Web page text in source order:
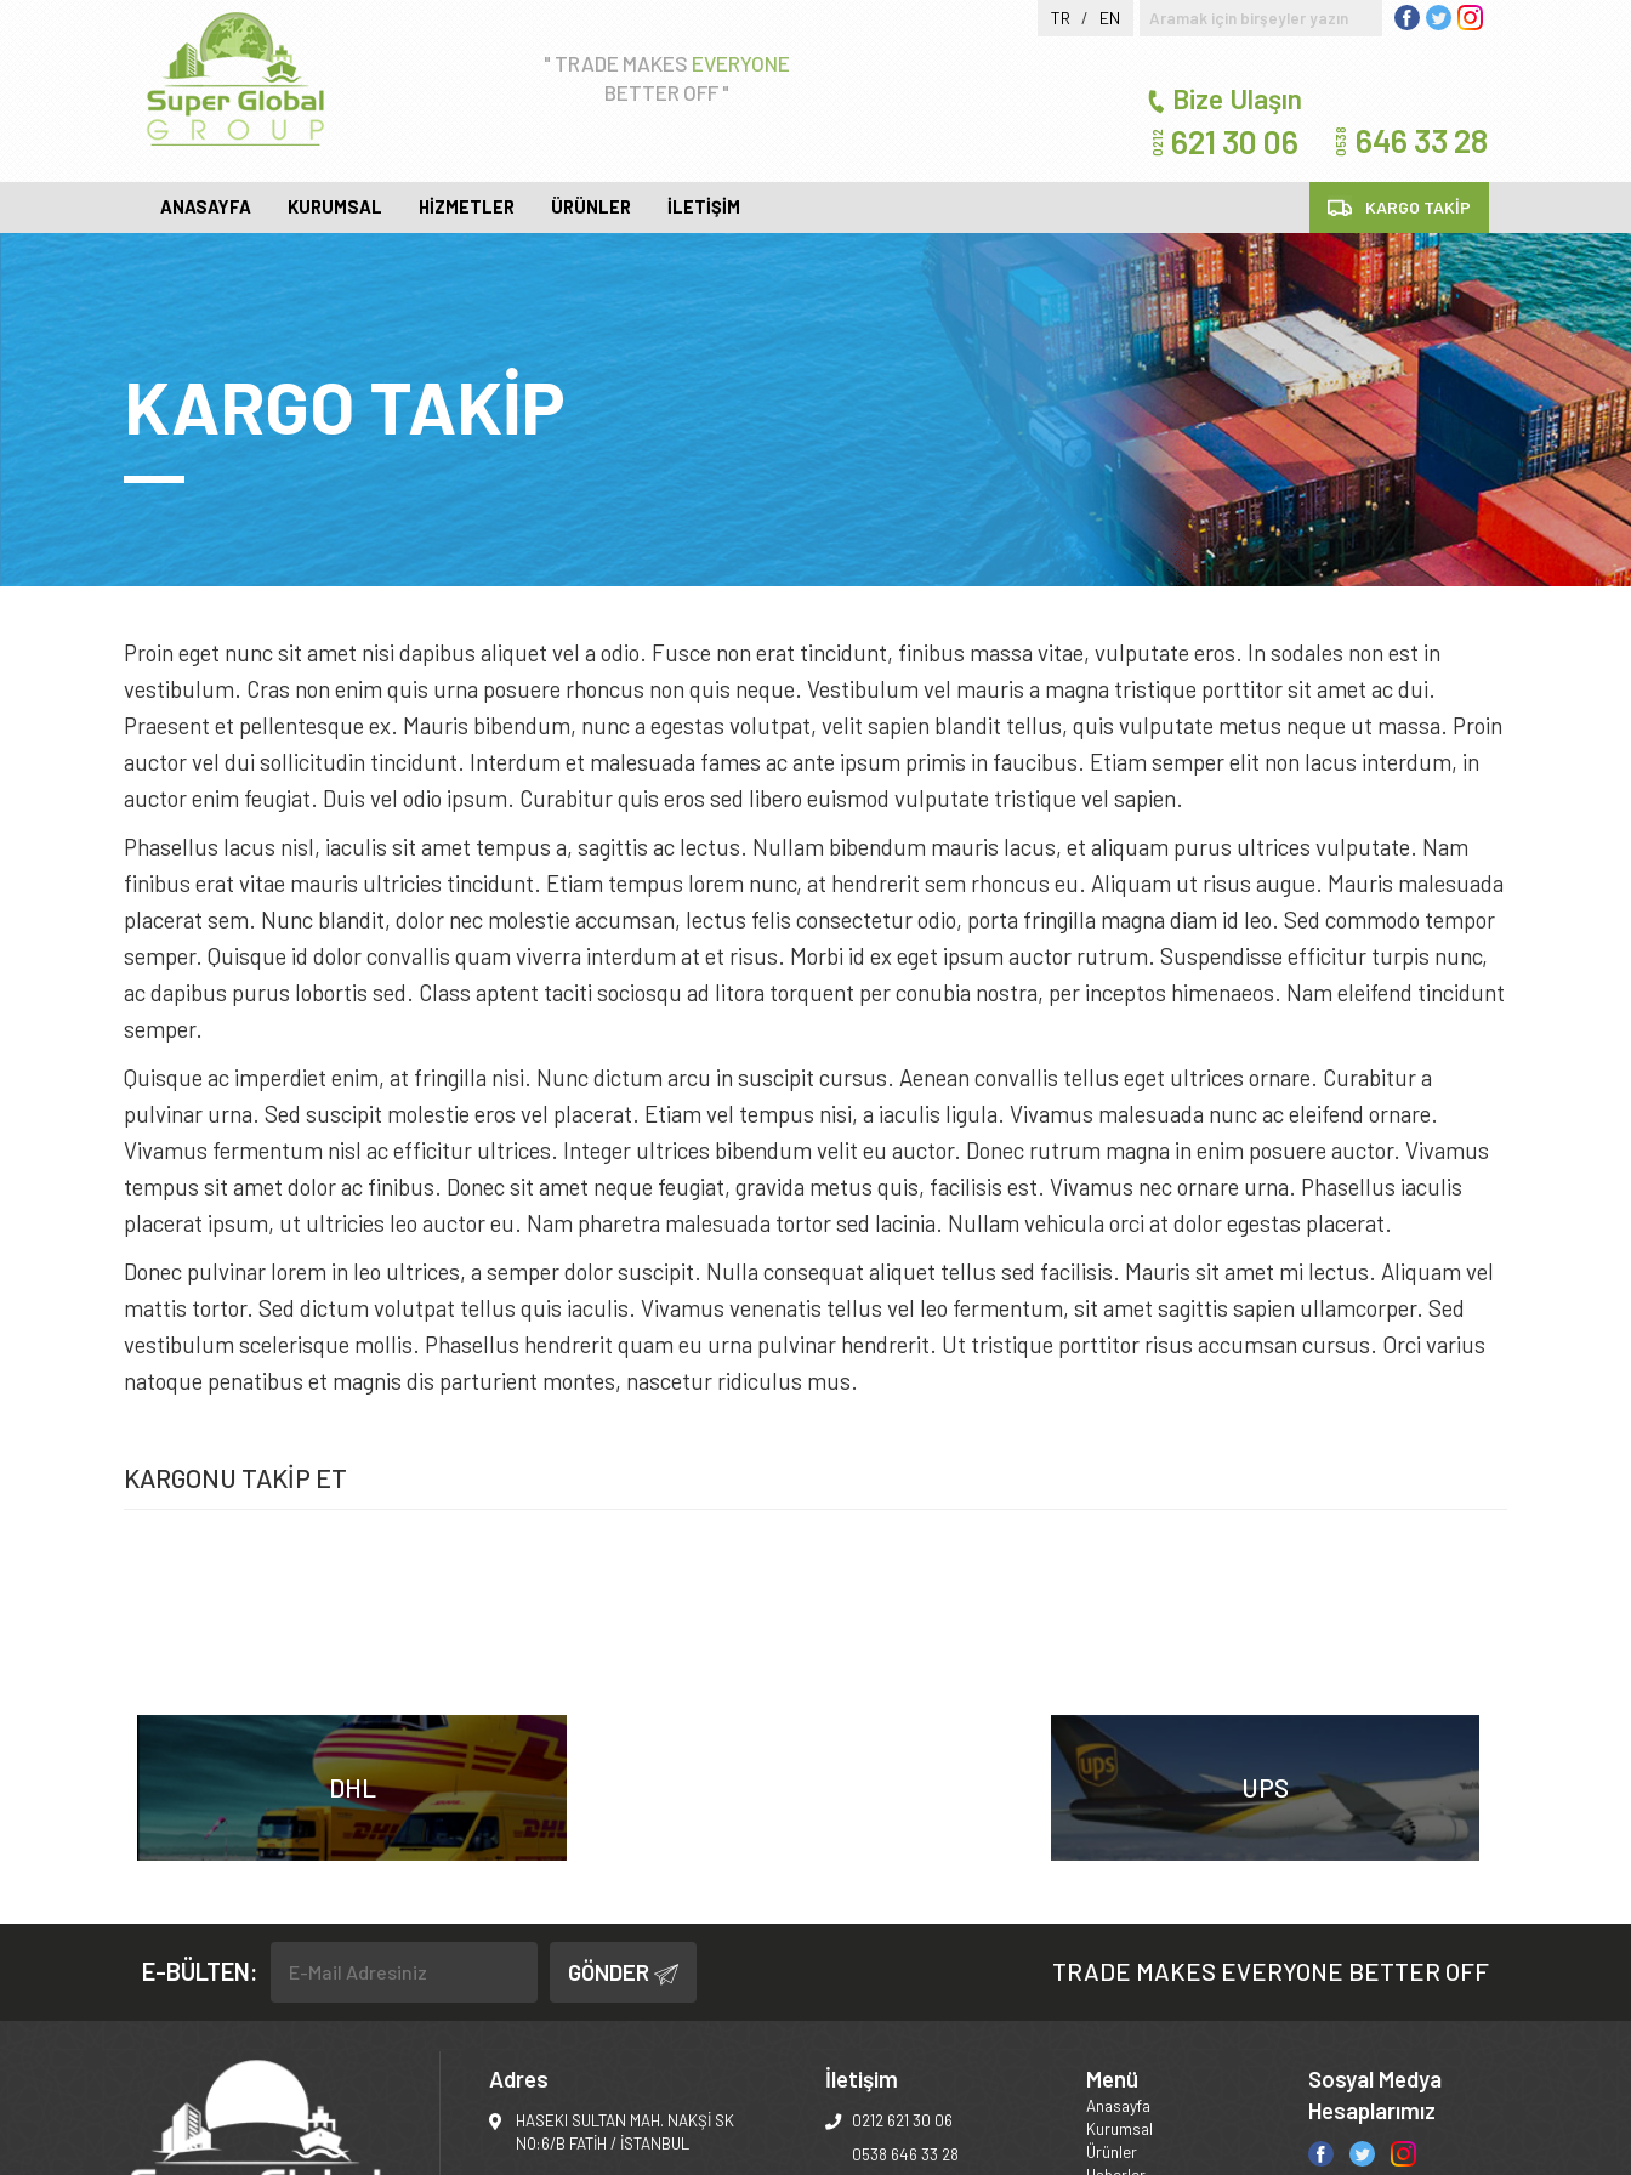
" TRADE MAKES EVERYONE
BETTER OFF "
TR / EN
0538 646 33 28
Bize Ulaşın
0212 621 30 06
ANASAYFA KURUMSAL HIZMETLER ÜRÜNLER İLETIŞIM KARGO TAKİP
KARGO TAKIP
Proin eget nunc sit amet nisi dapibus aliquet vel a odio. Fusce non erat tincidunt, finibus massa vitae, vulputate eros. In sodales non est in
vestibulum. Cras non enim quis urna posuere rhoncus non quis neque. Vestibulum vel mauris a magna tristique porttitor sit amet ac dui.
Praesent et pellentesque ex. Mauris bibendum, nunc a egestas volutpat, velit sapien blandit tellus, quis vulputate metus neque ut massa. Proin
auctor vel dui sollicitudin tincidunt. Interdum et malesuada fames ac ante ipsum primis in faucibus. Etiam semper elit non lacus interdum, in
auctor enim feugiat. Duis vel odio ipsum. Curabitur quis eros sed libero euismod vulputate tristique vel sapien.
Phasellus lacus nisl, iaculis sit amet tempus a, sagittis ac lectus. Nullam bibendum mauris lacus, et aliquam purus ultrices vulputate. Nam
finibus erat vitae mauris ultricies tincidunt. Etiam tempus lorem nunc, at hendrerit sem rhoncus eu. Aliquam ut risus augue. Mauris malesuada
placerat sem. Nunc blandit, dolor nec molestie accumsan, lectus felis consectetur odio, porta fringilla magna diam id leo. Sed commodo tempor
semper. Quisque id dolor convallis quam viverra interdum at et risus. Morbi id ex eget ipsum auctor rutrum. Suspendisse efficitur turpis nunc,
ac dapibus purus lobortis sed. Class aptent taciti sociosqu ad litora torquent per conubia nostra, per inceptos himenaeos. Nam eleifend tincidunt
semper.
Quisque ac imperdiet enim, at fringilla nisi. Nunc dictum arcu in suscipit cursus. Aenean convallis tellus eget ultrices ornare. Curabitur a
pulvinar urna. Sed suscipit molestie eros vel placerat. Etiam vel tempus nisi, a iaculis ligula. Vivamus malesuada nunc ac eleifend ornare.
Vivamus fermentum nisl ac efficitur ultrices. Integer ultrices bibendum velit eu auctor. Donec rutrum magna in enim posuere auctor. Vivamus
tempus sit amet dolor ac finibus. Donec sit amet neque feugiat, gravida metus quis, facilisis est. Vivamus nec ornare urna. Phasellus iaculis
placerat ipsum, ut ultricies leo auctor eu. Nam pharetra malesuada tortor sed lacinia. Nullam vehicula orci at dolor egestas placerat.
Donec pulvinar lorem in leo ultrices, a semper dolor suscipit. Nulla consequat aliquet tellus sed facilisis. Mauris sit amet mi lectus. Aliquam vel
mattis tortor. Sed dictum volutpat tellus quis iaculis. Vivamus venenatis tellus vel leo fermentum, sit amet sagittis sapien ullamcorper. Sed
vestibulum scelerisque mollis. Phasellus hendrerit quam eu urna pulvinar hendrerit. Ut tristique porttitor risus accumsan cursus. Orci varius
natoque penatibus et magnis dis parturient montes, nascetur ridiculus mus.
KARGONU TAKIP ET
DHL UPS
E-BÜLTEN: GÖNDER TRADE MAKES EVERYONE BETTER OFF
Adres
HASEKI SULTAN MAH. NAKŞİ SK
NO:6/B FATİH / İSTANBUL
İletişim
0212 621 30 06
0538 646 33 28
Menü
Anasayfa
Kurumsal
Ürünler
Sosyal Medya
Hesaplarımız